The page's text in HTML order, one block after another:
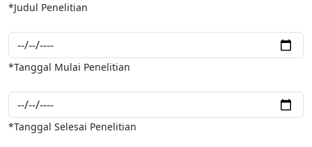
*Judul Penelitian
*Tanggal Mulai Penelitian
*Tanggal Selesai Penelitian